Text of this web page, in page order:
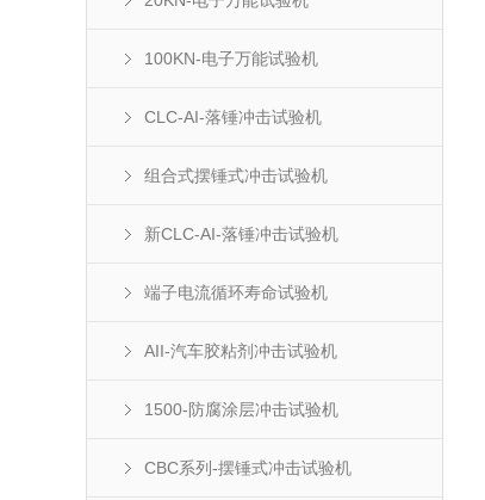
100KN-电子万能试验机
CLC-AI-落锤冲击试验机
组合式摆锤式冲击试验机
新CLC-AI-落锤冲击试验机
端子电流循环寿命试验机
AII-汽车胶粘剂冲击试验机
1500-防腐涂层冲击试验机
CBC系列-摆锤式冲击试验机